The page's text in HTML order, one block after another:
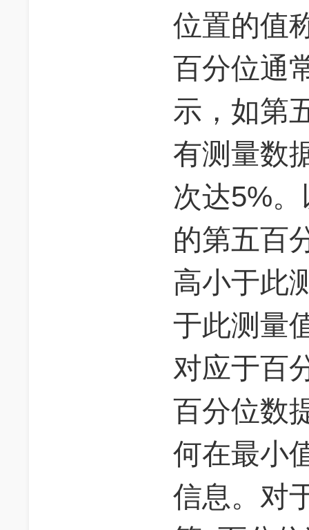
位置的值
百分位通
示，如第
有测量数
次达5%
的第五百
高小于此
于此测
对应于百
百分位数
何在最小
信息。对